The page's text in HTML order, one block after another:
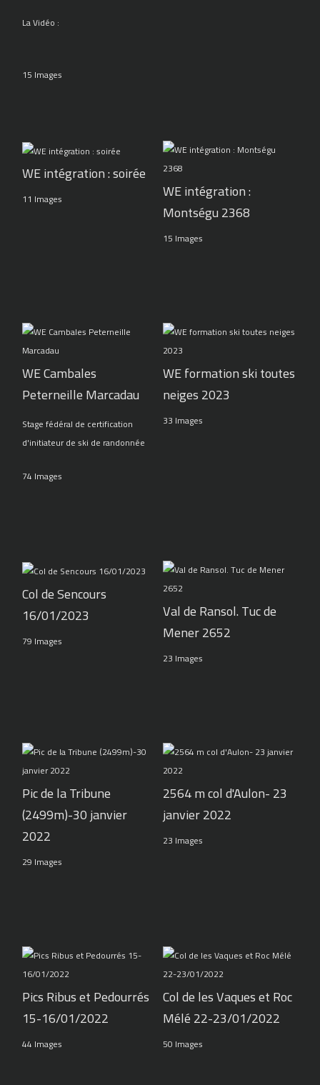
La Vidéo :
15 Images
WE intégration : soirée
11 Images
WE intégration :
Montségu 2368
15 Images
WE Cambales
Peterneille Marcadau
Stage fédéral de certification
d'initiateur de ski de randonnée
74 Images
WE formation ski toutes
neiges 2023
33 Images
Col de Sencours
16/01/2023
79 Images
Val de Ransol. Tuc de
Mener 2652
23 Images
Pic de la Tribune
(2499m)-30 janvier
2022
29 Images
2564 m col d'Aulon- 23
janvier 2022
23 Images
Pics Ribus et Pedourrés
15-16/01/2022
44 Images
Col de les Vaques et Roc
Mélé 22-23/01/2022
50 Images